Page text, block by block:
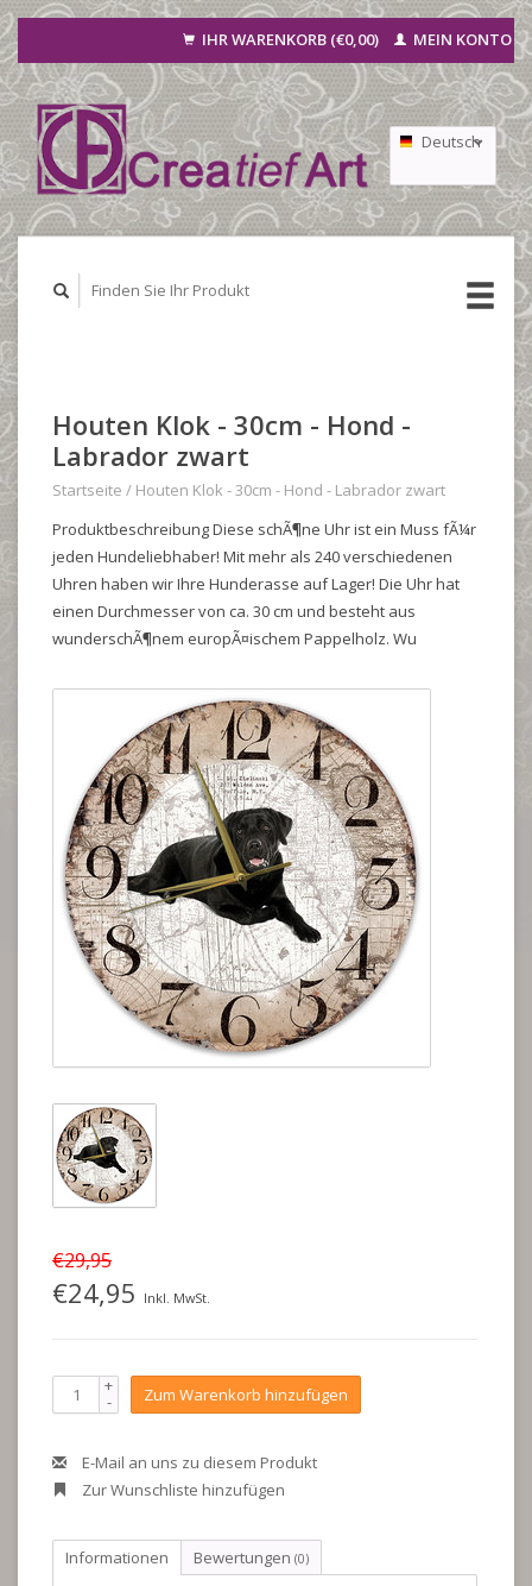
IHR WARENKORB (€0,00) MEIN KONTO
Deutsch
Nederlands
Houten Klok - 30cm - Hond -
Labrador zwart
Startseite / Houten Klok - 30cm - Hond - Labrador zwart
Produktbeschreibung Diese schÃ¶ne Uhr ist ein Muss fÃ¼r
jeden Hundeliebhaber! Mit mehr als 240 verschiedenen
Uhren haben wir Ihre Hunderasse auf Lager! Die Uhr hat
einen Durchmesser von ca. 30 cm und besteht aus
wunderschÃ¶nem europÃ¤ischem Pappelholz. Wu
€29,95
€24,95 Inkl. MwSt.
+
- Zum Warenkorb hinzufügen
E-Mail an uns zu diesem Produkt
Zur Wunschliste hinzufügen
Informationen Bewertungen (0)